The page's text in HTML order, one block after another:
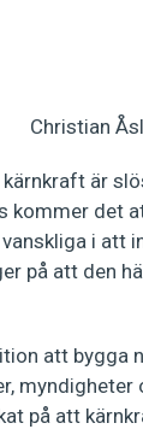
Christian
är
kommer det
i att
på att den
att bygga
på att